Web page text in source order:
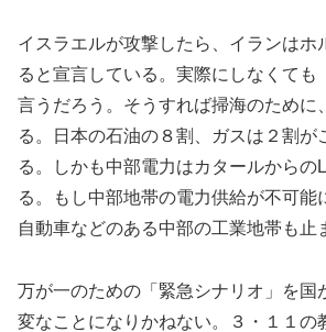
イスラエルが攻撃したら、イランはホ
ると宣言している。実際にしなくても
言うだろう。そうすれば掃海のために
る。日本の石油の８割、ガスは２割が
る。しかも中部電力はカタールからの
る。もし中部地帯の電力供給が不可能
自動車などのある中部の工業地帯も止
万が一のための「緊急シナリオ」を国
変なことになりかねない。３・１１の